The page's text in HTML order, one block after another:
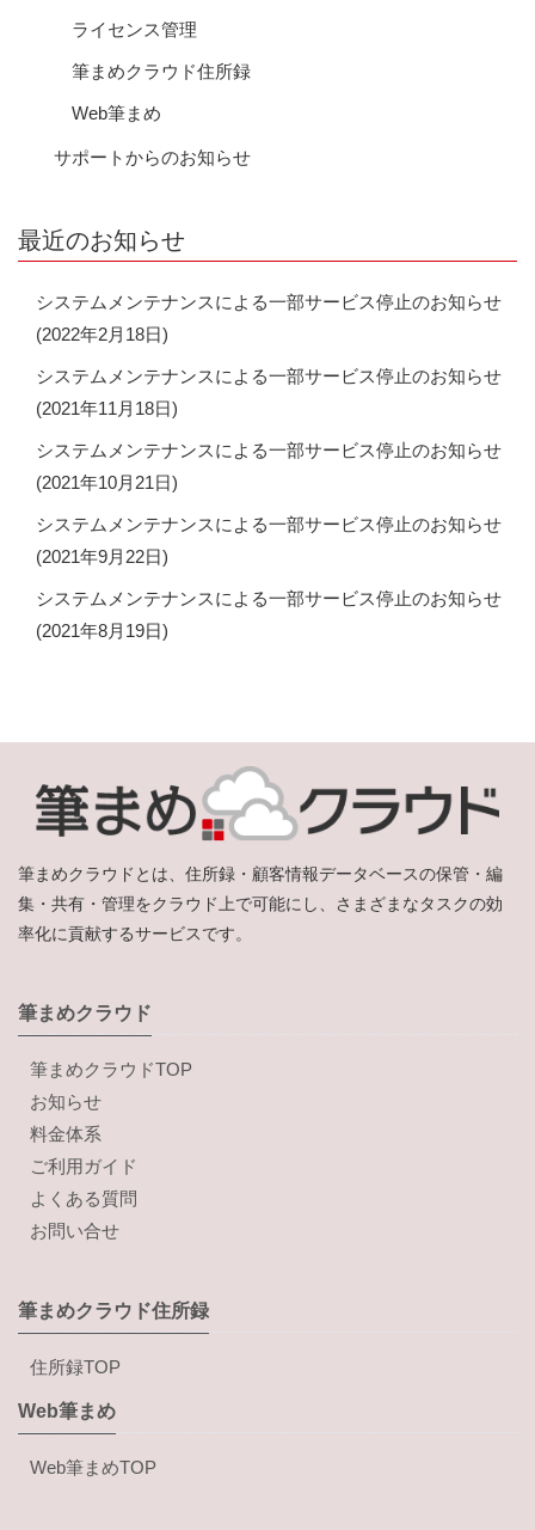
ライセンス管理
筆まめクラウド住所録
Web筆まめ
サポートからのお知らせ
最近のお知らせ
システムメンテナンスによる一部サービス停止のお知らせ
(2022年2月18日)
システムメンテナンスによる一部サービス停止のお知らせ
(2021年11月18日)
システムメンテナンスによる一部サービス停止のお知らせ
(2021年10月21日)
システムメンテナンスによる一部サービス停止のお知らせ
(2021年9月22日)
システムメンテナンスによる一部サービス停止のお知らせ
(2021年8月19日)
筆まめクラウドとは、住所録・顧客情報データベースの保管・編
集・共有・管理をクラウド上で可能にし、さまざまなタスクの効
率化に貢献するサービスです。
筆まめクラウド
筆まめクラウドTOP
お知らせ
料金体系
ご利用ガイド
よくある質問
お問い合せ
筆まめクラウド住所録
住所録TOP
Web筆まめ
Web筆まめTOP